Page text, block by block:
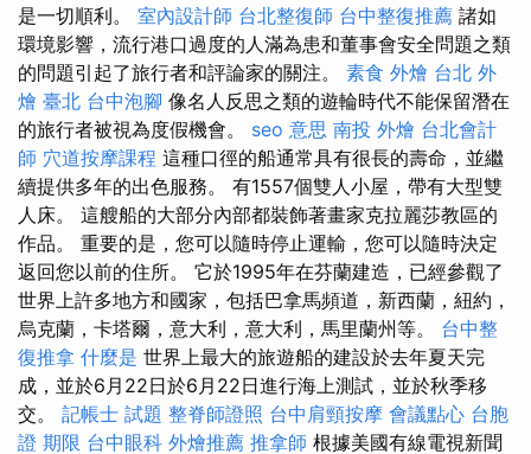
是一切順利。 室內設計師 台北整復師 台中整復推薦 諸如
環境影響，流行港口過度的人滿為患和董事會安全問題之類
的問題引起了旅行者和評論家的關注。 素食 外燴 台北 外
燴 臺北 台中泡腳 像名人反思之類的遊輪時代不能保留潛在
的旅行者被視為度假機會。 seo 意思 南投 外燴 台北會計
師 穴道按摩課程 這種口徑的船通常具有很長的壽命，並繼
續提供多年的出色服務。 有1557個雙人小屋，帶有大型雙
人床。 這艘船的大部分內部都裝飾著畫家克拉麗莎教區的
作品。 重要的是，您可以隨時停止運輸，您可以隨時決定
返回您以前的住所。 它於1995年在芬蘭建造，已經參觀了
世界上許多地方和國家，包括巴拿馬頻道，新西蘭，紐約，
烏克蘭，卡塔爾，意大利，意大利，馬里蘭州等。 台中整
復推拿 什麼是 世界上最大的旅遊船的建設於去年夏天完
成，並於6月22日於6月22日進行海上測試，並於秋季移
交。 記帳士 試題 整脊師證照 台中肩頸按摩 會議點心 台胞
證 期限 台中眼科 外燴推薦 推拿師 根據美國有線電視新聞